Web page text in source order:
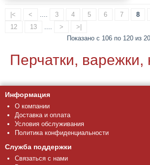
|< < .... 3 4 5 6 7 8
12
13 .... >
>|
Показано с 106 по 120 из
Перчатки, варежки,
Информация
О компании
Доставка и оплата
Условия обслуживания
Политика конфиденциальности
Служба поддержки
Связаться с нами